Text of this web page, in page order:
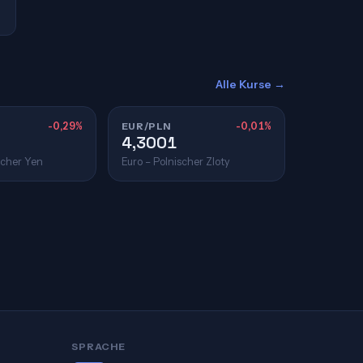
Alle Kurse →
-0,29%
Yen
EUR/PLN -0,01%
4,3001
Euro – Polnischer Zloty
SPRACHE